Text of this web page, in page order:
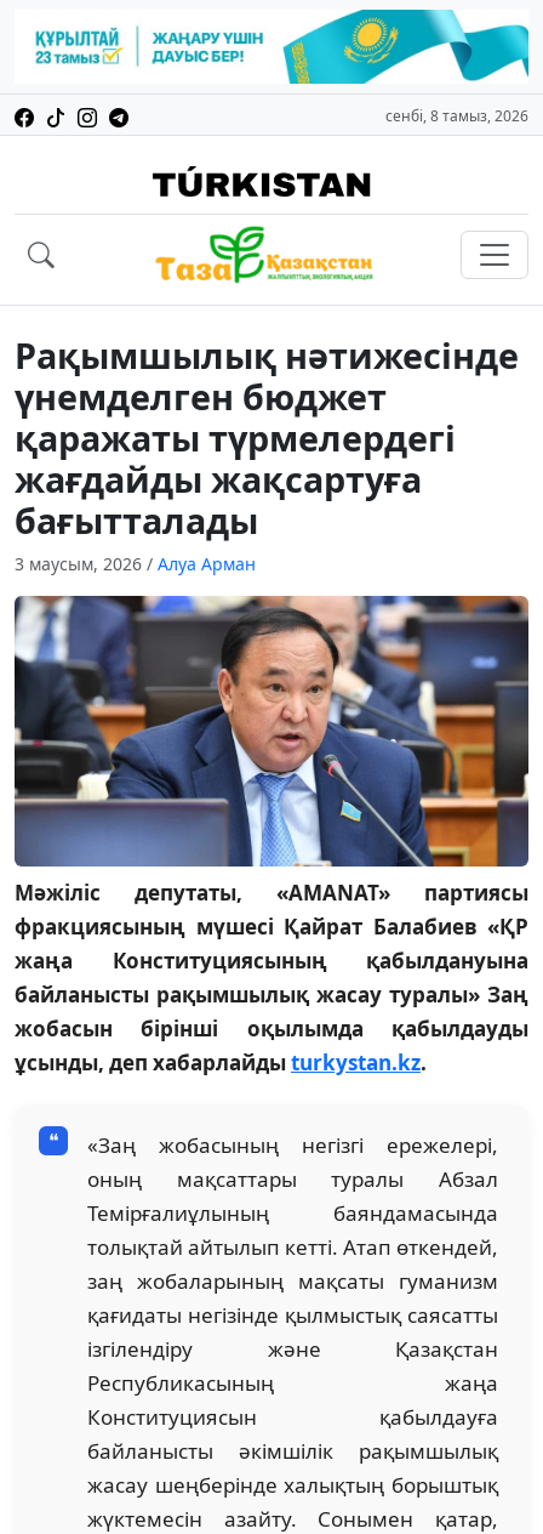
сенбі, 8 тамыз, 2026
Рақымшылық нәтижесінде
үнемделген бюджет
қаражаты түрмелердегі
жағдайды жақсартуға
бағытталады
3 маусым, 2026 / Алуа Арман
Мәжіліс депутаты, «AMANAT» партиясы
фракциясының мүшесі Қайрат Балабиев «ҚР
жаңа Конституциясының қабылдануына
байланысты рақымшылық жасау туралы» Заң
жобасын бірінші оқылымда қабылдауды
ұсынды, деп хабарлайдыturkystan.kz.
«Заң жобасының негізгі ережелері,
оның мақсаттары туралы Абзал
Темірғалиұлының баяндамасында
толықтай айтылып кетті. Атап өткендей,
заң жобаларының мақсаты гуманизм
қағидаты негізінде қылмыстық саясатты
ізгілендіру және Қазақстан
Республикасының жаңа
Конституциясын қабылдауға
байланысты әкімшілік рақымшылық
жасау шеңберінде халықтың борыштық
жүктемесін азайту. Сонымен қатар,